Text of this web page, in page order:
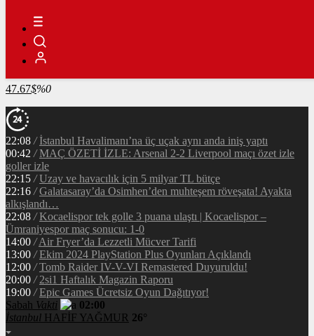
RİPPLE
49.37
%0
TETHER
47.67$%0
22:08 / İstanbul Havalimanı’na üç uçak aynı anda iniş yaptı
00:42 / MAÇ ÖZETİ İZLE: Arsenal 2-2 Liverpool maçı özet izle
goller izle
22:15 / Uzay ve havacılık için 5 milyar TL bütçe
22:16 / Galatasaray’da Osimhen’den muhteşem röveşata! Ayakta
alkışlandı…
22:08 / Kocaelispor tek golle 3 puana ulaştı | Kocaelispor –
Ümraniyespor maç sonucu: 1-0
14:00 / Air Fryer’da Lezzetli Mücver Tarifi
13:00 / Ekim 2024 PlayStation Plus Oyunları Açıklandı
12:00 / Tomb Raider IV-V-VI Remastered Duyuruldu!
20:00 / 2si1 Haftalık Magazin Raporu
19:00 / Epic Games Ücretsiz Oyun Dağıtıyor!
Sabah Vakti
02:00
İstanbul HAFİF YAĞMUR 26°